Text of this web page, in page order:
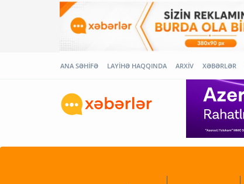
ANA SƏHİFƏ LAYİHƏ HAQQINDA ARXİV XƏBƏRLƏR